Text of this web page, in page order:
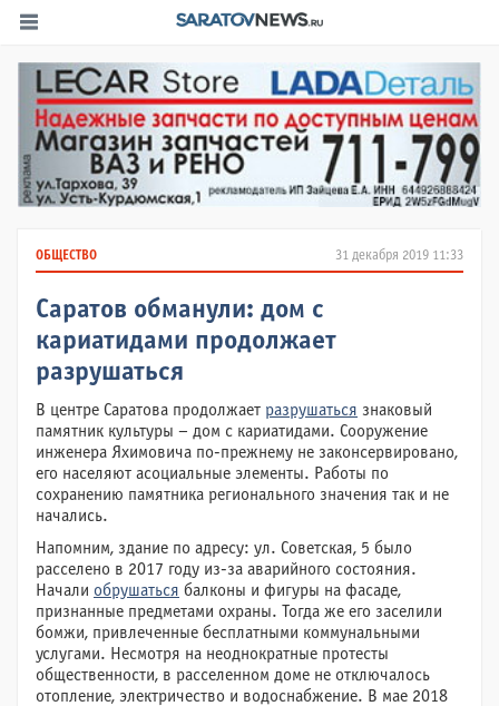
31 декабря 2019 11:33
ОБЩЕСТВО
Саратов обманули: дом с
кариатидами продолжает
разрушаться
В центре Саратова продолжает разрушаться знаковый
памятник культуры – дом с кариатидами. Сооружение
инженера Яхимовича по-прежнему не законсервировано,
его населяют асоциальные элементы. Работы по
сохранению памятника регионального значения так и не
начались.
Напомним, здание по адресу: ул. Советская, 5 было
расселено в 2017 году из-за аварийного состояния.
Начали обрушаться балконы и фигуры на фасаде,
признанные предметами охраны. Тогда же его заселили
бомжи, привлеченные бесплатными коммунальными
услугами. Несмотря на неоднократные протесты
общественности, в расселенном доме не отключалось
отопление, электричество и водоснабжение. В мае 2018